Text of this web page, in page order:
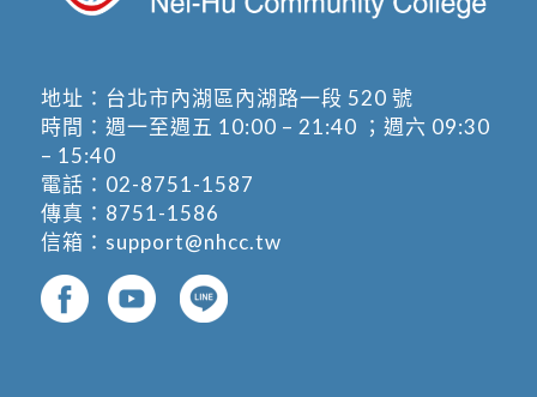
地址： 台北市內湖區內湖路一段 520 號
時間：週一至週五 10:00 – 21:40 ；週六 09:30
– 15:40
電話： 02-8751-1587
傳真：8751-1586
信箱： support@nhcc.tw